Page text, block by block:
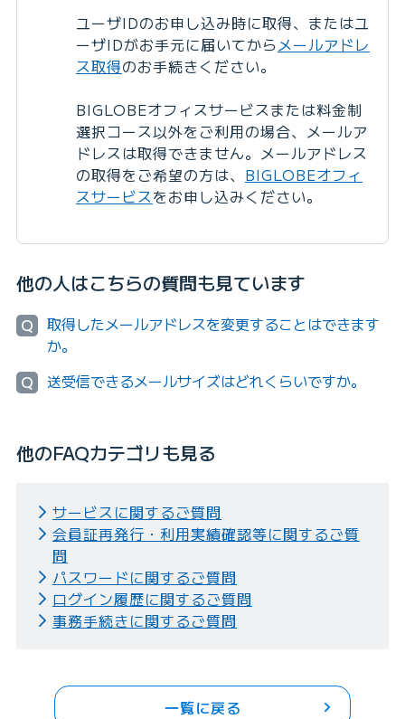
ユーザIDのお申し込み時に取得、またはユ
ーザIDがお手元に届いてからメールアドレ
ス取得のお手続きください。
BIGLOBEオフィスサービスまたは料金制
選択コース以外をご利用の場合、メールア
ドレスは取得できません。メールアドレス
の取得をご希望の方は、 BIGLOBEオフィ
スサービスをお申し込みください。
他の人はこちらの質問も見ています
Q
取得したメールアドレスを変更することはできます
か。
Q
送受信できるメールサイズはどれくらいですか。
他のFAQカテゴリも見る
サービスに関するご質問
会員証再発行・利用実績確認等に関するご質
問
パスワードに関するご質問
ログイン履歴に関するご質問
事務手続きに関するご質問
一覧に戻る